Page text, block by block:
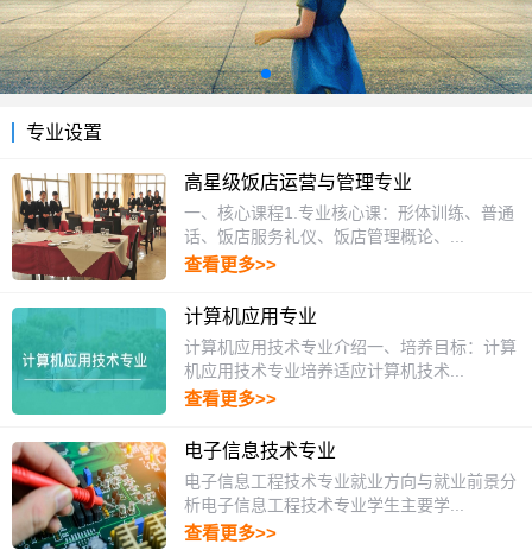
专业设置
高星级饭店运营与管理专业
一、核心课程1.专业核心课：形体训练、普通
话、饭店服务礼仪、饭店管理概论、...
查看更多>>
计算机应用专业
计算机应用技术专业介绍一、培养目标：计算
机应用技术专业培养适应计算机技术...
查看更多>>
电子信息技术专业
电子信息工程技术专业就业方向与就业前景分
析电子信息工程技术专业学生主要学...
查看更多>>